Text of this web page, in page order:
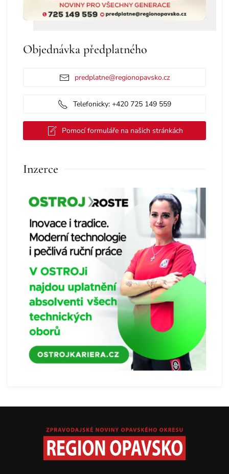
Objednávka předplatného
predplatne@regionopavsko.cz
Telefonicky: +420 725 149 559
Pomocí formuláře na našich stránkách
Inzerce